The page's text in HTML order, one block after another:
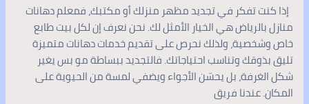
إذا كنت تفكر في تجديد مظهر منزلك أو مكتبك، فمعلم دهانات
منازل بالرياض هي الخيار الأمثل لك. نحن نعرف إن لكل بيت طابع
خاص وشخصية، ولذلك نحرص على تقديم خدمات دهانات متميزة
تليق بذوقك وتناسب احتياجاتك. فالتجديد ببساطة مو بس يغير
شكل الغرفة، بل يحسّن الأجواء ويضفي لمسة من الحيوية على
المكان. عندنا فريق